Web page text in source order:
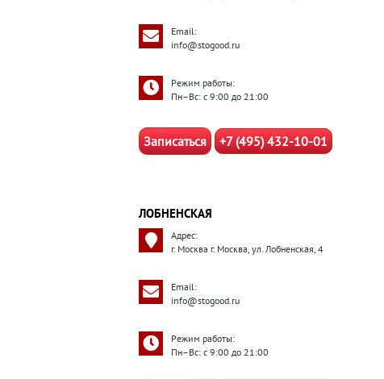
Email:
info@stogood.ru
Режим работы:
Пн–Вс: с 9:00 до 21:00
Записаться +7 (495) 432-10-01
ЛОБНЕНСКАЯ
Адрес:
г. Москва г. Москва, ул. Лобненская, 4
Email:
info@stogood.ru
Режим работы:
Пн–Вс: с 9:00 до 21:00